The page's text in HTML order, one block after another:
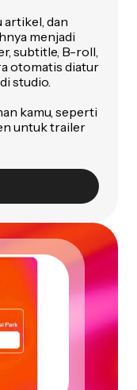
artikel, dan
menjadi
subtitle, B-roll,
otomatis diatur
studio.
kamu, seperti
untuk trailer